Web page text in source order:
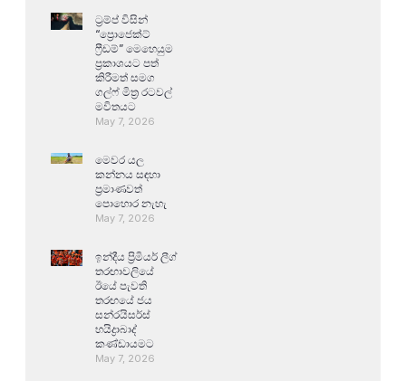
ට්‍රම්ප් විසින්
“ප්‍රොජෙක්ට්
ෆ්‍රීඩම්” මෙහෙයුම
ප්‍රකාශයට පත්
කිරීමත් සමග
ගල්ෆ් මිත්‍ර රටවල්
මවිතයට
May 7, 2026
මෙවර යල
කන්නය සඳහා
ප්‍රමාණවත්
පොහොර නැහැ
May 7, 2026
ඉන්දීය ප්‍රිමියර් ලීග්
තරඟාවලියේ
ඊයේ පැවති
තරඟයේ ජය
සන්රයිසර්ස්
හයිද්‍රාබාද්
කණ්ඩායමට
May 7, 2026